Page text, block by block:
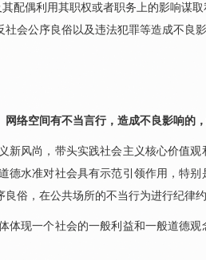
偶利用其职权或者职务上的影响谋
会公序良俗以及违法犯罪等造成不良影
空间有不当言行，造成不良影响的，
风尚，带头实践社会主义核心价值观
水准对社会具有示范引领作用，特
俗，在公共场所的不当行为进行纪律
现一个社会的一般利益和一般道德观